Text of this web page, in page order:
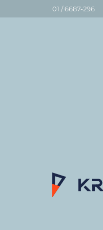
01 / 6687-296